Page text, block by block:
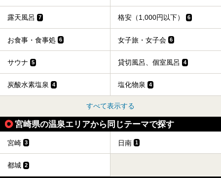
露天風呂 7 格安（1,000円以下） 6
お食事・食事処 6 女子旅・女子会 6
サウナ 5 貸切風呂、個室風呂 4
炭酸水素塩泉 4 塩化物泉 4
すべて表示する
宮崎県の温泉エリアから同じテーマで探す
宮崎 3 日南 1
都城 2